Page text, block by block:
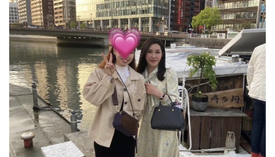
リクルート
提携先
コンテンツ
お問い合わせ
CONTACT